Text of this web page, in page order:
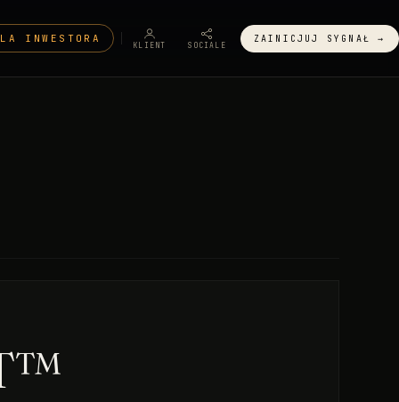
INWESTORA
KLIENT SOCIALE
ZAINICJUJ SYGNAŁ →